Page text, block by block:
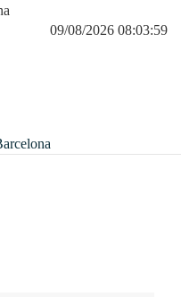
09/08/2026 08:03:59